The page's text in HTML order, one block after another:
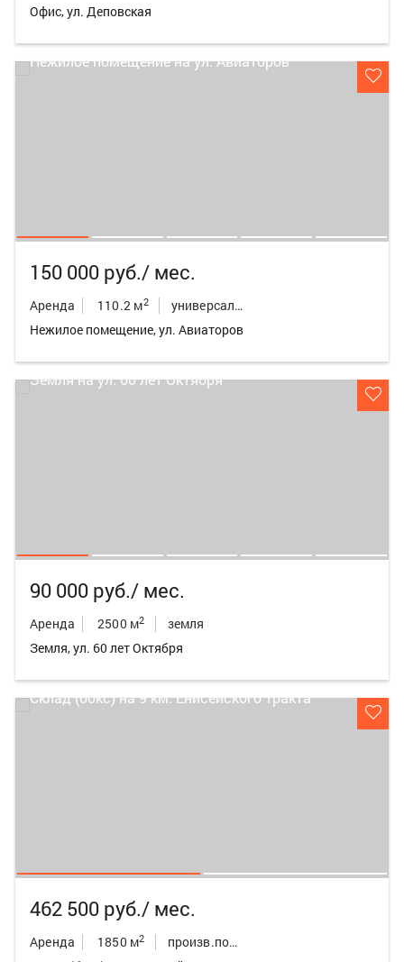
Офис, ул. Деповская
150 000 руб./ мес.
Аренда 110.2 м2
универсальное неж.пом.
Нежилое помещение, ул. Авиаторов
90 000 руб./ мес.
Аренда 2500 м2
земля
Земля, ул. 60 лет Октября
462 500 руб./ мес.
Аренда 1850 м2
произв.пом./склад/бокс